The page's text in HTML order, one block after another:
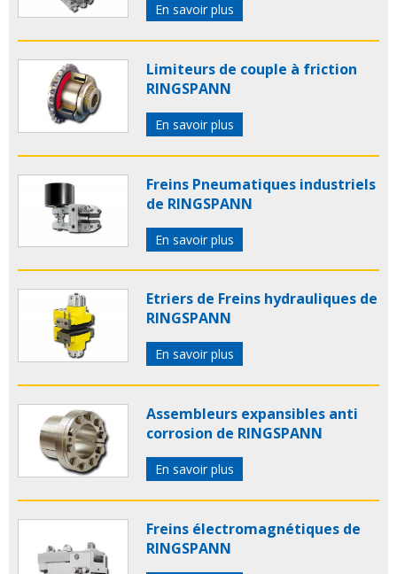
En savoir plus
Limiteurs de couple à friction
RINGSPANN
En savoir plus
Freins Pneumatiques industriels
de RINGSPANN
En savoir plus
Etriers de Freins hydrauliques de
RINGSPANN
En savoir plus
Assembleurs expansibles anti
corrosion de RINGSPANN
En savoir plus
Freins électromagnétiques de
RINGSPANN